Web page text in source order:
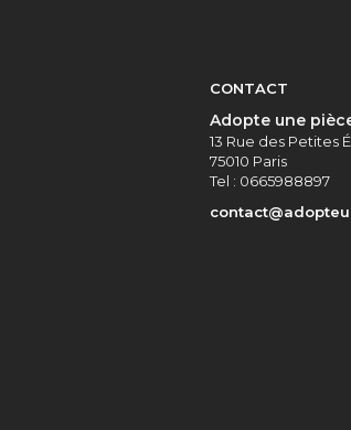
CONTACT
Adopte une
13 Rue des Petites
75010 Paris
Tel : 0665988897